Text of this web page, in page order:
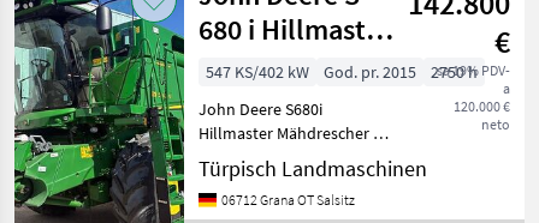
680 i Hillmaster
*Allrad*
€
sa 19% PDV-
a
120.000 €
neto
547 KS/402 kW God. pr. 2015
2750 h
John Deere S680i
Hillmaster Mähdrescher mit
Allrad Inklusive
Schneidwerk 630R mit
Transportwagen. Ohne
Türpisch Landmaschinen
06712 Grana OT Salsitz